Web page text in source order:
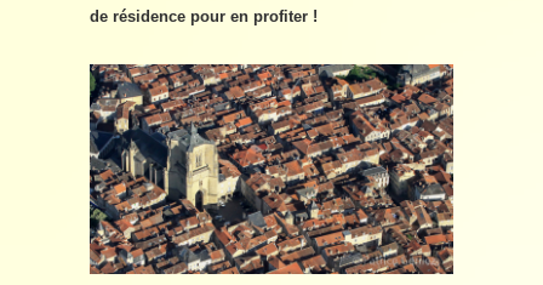
de résidence pour en profiter !